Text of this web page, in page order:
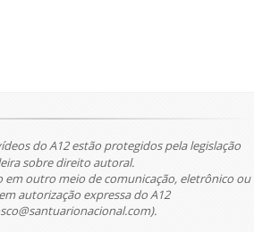
do A12 estão protegidos pela legislação
sobre direito autoral.
outro meio de comunicação, eletrônico ou
autorização expressa do A12